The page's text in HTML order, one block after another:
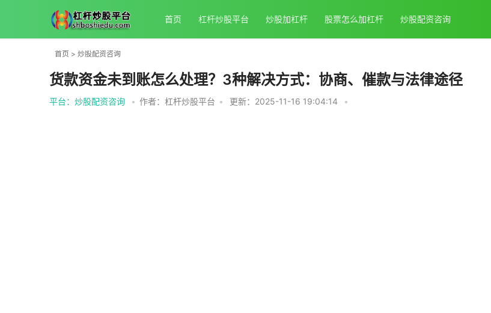
首页 杠杆炒股平台 炒股加杠杆 股票怎么加杠杆 炒股配资咨询
首页 > 炒股配资咨询
货款资金未到账怎么处理？3种解决方式：协商、催款与法律途径
平台：炒股配资咨询 • 作者：杠杆炒股平台 • 更新：2025-11-16 19:04:14 •